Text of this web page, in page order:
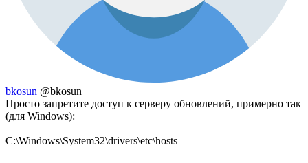
bkosun @bkosun
Просто запретите доступ к серверу обновлений, примерно так
(для Windows):
C:\Windows\System32\drivers\etc\hosts